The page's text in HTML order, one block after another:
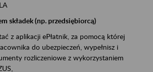
składek (np. przedsiębiorcą)
z aplikacji ePłatnik, za pomocą której
do ubezpieczeń, wypełnisz i
rozliczeniowe z wykorzystaniem